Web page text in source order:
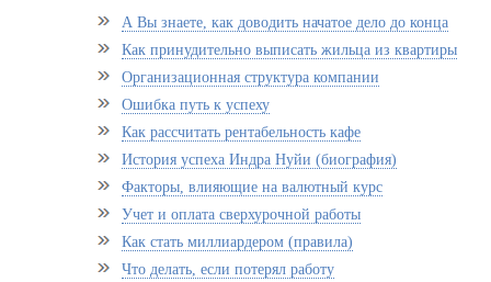
А Вы знаете, как доводить начатое дело до конца
Как принудительно выписать жильца из квартиры
Организационная структура компании
Ошибка путь к успеху
Как рассчитать рентабельность кафе
История успеха Индра Нуйи (биография)
Факторы, влияющие на валютный курс
Учет и оплата сверхурочной работы
Как стать миллиардером (правила)
Что делать, если потерял работу